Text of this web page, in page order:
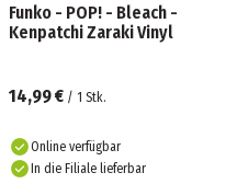
Funko - POP! - Bleach -
Kenpatchi Zaraki Vinyl
14,99 € / 1 Stk.
Online verfügbar
In die Filiale lieferbar